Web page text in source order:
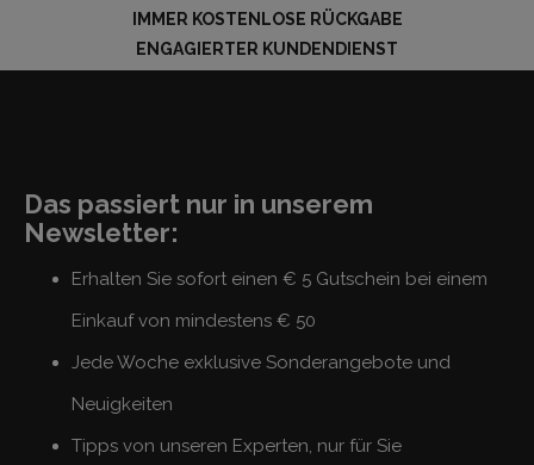
IMMER KOSTENLOSE RÜCKGABE
ENGAGIERTER KUNDENDIENST
Das passiert nur in unserem
Newsletter:
Erhalten Sie sofort einen € 5 Gutschein bei einem
Einkauf von mindestens € 50
Jede Woche exklusive Sonderangebote und
Neuigkeiten
Tipps von unseren Experten, nur für Sie